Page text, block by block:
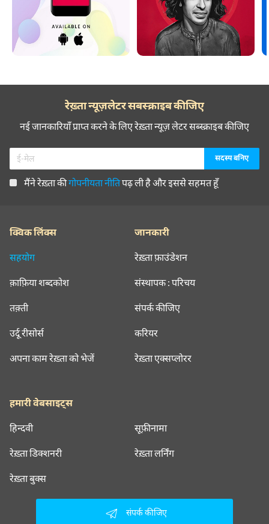
रेख़्ता न्यूज़लेटर सबस्क्राइब कीजिए
नई जानकारियाँ प्राप्त करने के लिए रेख़्ता न्यूज़ लेटर सब्स्क्राइब कीजिए
मैंने रेख़्ता कीगोपनीयता नीतिपढ़ ली है और इससे सहमत हूँ
क्विक लिंक्स
सहयोग
क़ाफ़िया शब्दकोश
तक़्ती
उर्दू रीसोर्स
अपना काम रेख़्ता को भेजें
जानकारी
रेख़्ता फ़ाउंडेशन
संस्थापक : परिचय
संपर्क कीजिए
करियर
रेख़्ता एक्सप्लोरर
हमारी वेबसाइट्स
हिन्दवी सूफ़ीनामा
रेख़्ता डिक्शनरी रेख़्ता लर्निंग
रेख़्ता बुक्स
संपर्क कीजिए